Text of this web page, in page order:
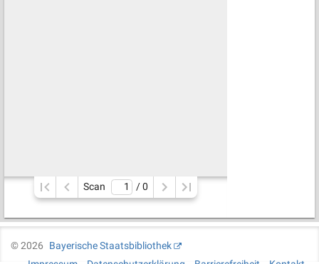
Scan / 0
©2026
Bayerische Staatsbibliothek